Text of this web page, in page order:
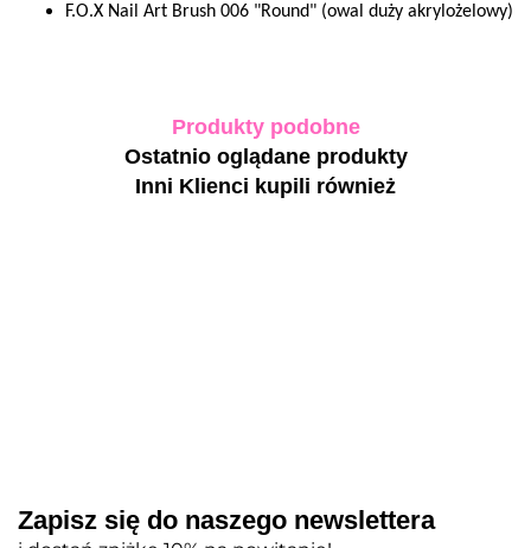
F.O.X Nail Art Brush 006 "Round" (owal duży akrylożelowy)
Produkty podobne
Ostatnio oglądane produkty
Inni Klienci kupili również
Zapisz się do naszego newslettera